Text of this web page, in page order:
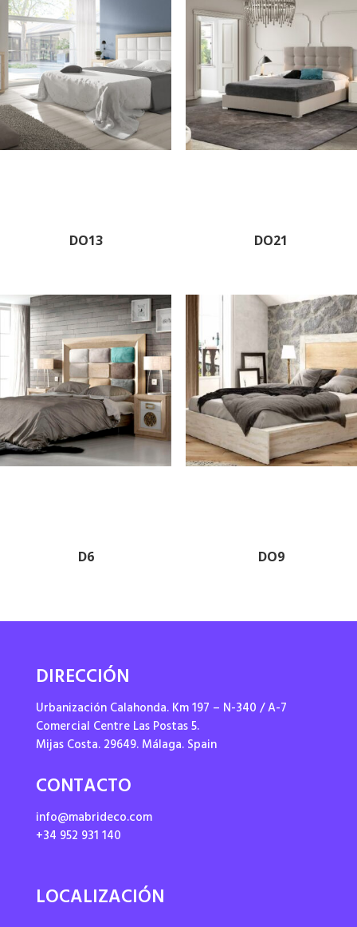
DO13 DO21
D6 DO9
DIRECCIÓN
Urbanización Calahonda. Km 197 – N-340 / A-7
Comercial Centre Las Postas 5.
Mijas Costa. 29649. Málaga. Spain
CONTACTO
info@mabrideco.com
+34 952 931 140
LOCALIZACIÓN